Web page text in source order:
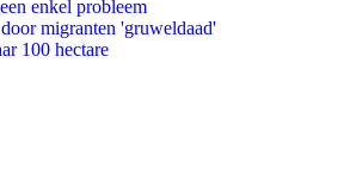
enkel probleem
migranten 'gruweldaad'
100 hectare